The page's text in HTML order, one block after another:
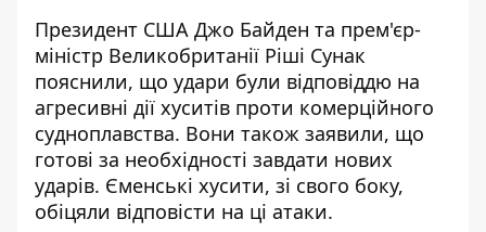
Президент США Джо Байден та прем'єр-
міністр Великобританії Ріші Сунак
пояснили, що удари були відповіддю на
агресивні дії хуситів проти комерційного
судноплавства. Вони також заявили, що
готові за необхідності завдати нових
ударів. Єменські хусити, зі свого боку,
обіцяли відповісти на ці атаки.